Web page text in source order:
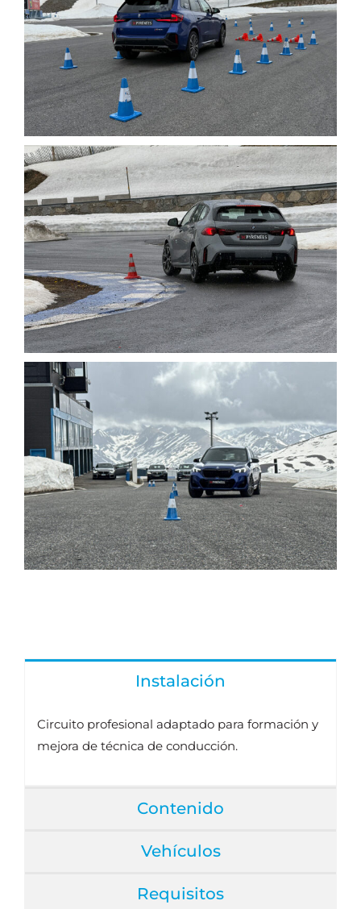
Instalación
Circuito profesional adaptado para formación y
mejora de técnica de conducción.
Contenido
Vehículos
Requisitos